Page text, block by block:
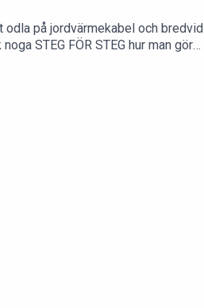
på jordvärmekabel och bredvid
STEG FÖR STEG hur man gör